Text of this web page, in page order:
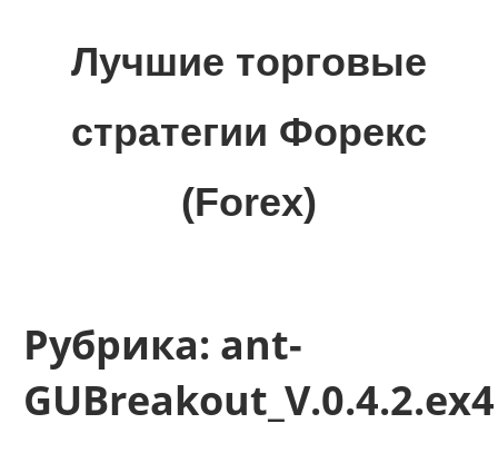
Лучшие торговые
стратегии Форекс
(Forex)
трейдеров
на
финансовых
рынках:
Рубрика: ant-
GUBreakout_V.0.4.2.ex4